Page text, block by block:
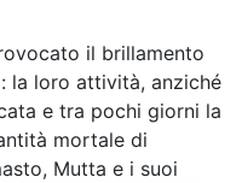
il brillamento
la loro attività, anziché
e tra pochi giorni la
mortale di
Mutta e i suoi